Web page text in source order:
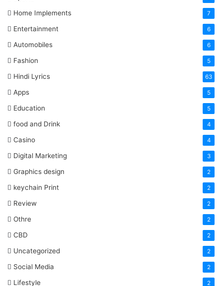
Home Implements 7
Entertainment 6
Automobiles 6
Fashion 5
Hindi Lyrics 63
Apps 5
Education 5
food and Drink 4
Casino 4
Digital Marketing 3
Graphics design 2
keychain Print 2
Review 2
Othre 2
CBD 2
Uncategorized 2
Social Media 2
Lifestyle 2